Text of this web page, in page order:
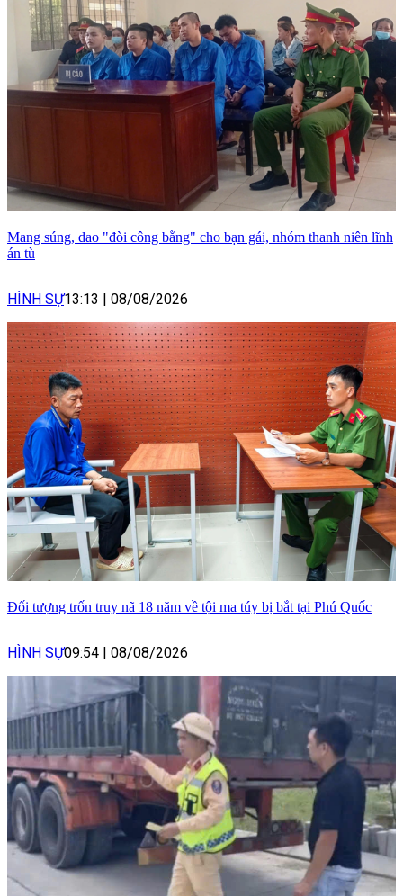
Mang súng, dao "đòi công bằng" cho bạn gái, nhóm thanh niên lĩnh
án tù
HÌNH SỰ13:13 | 08/08/2026
Đối tượng trốn truy nã 18 năm về tội ma túy bị bắt tại Phú Quốc
HÌNH SỰ09:54 | 08/08/2026